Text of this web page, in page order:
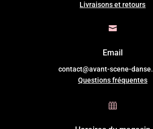
Livraisons et retours

Email
contact@avant-scene-
Questions fréquentes
